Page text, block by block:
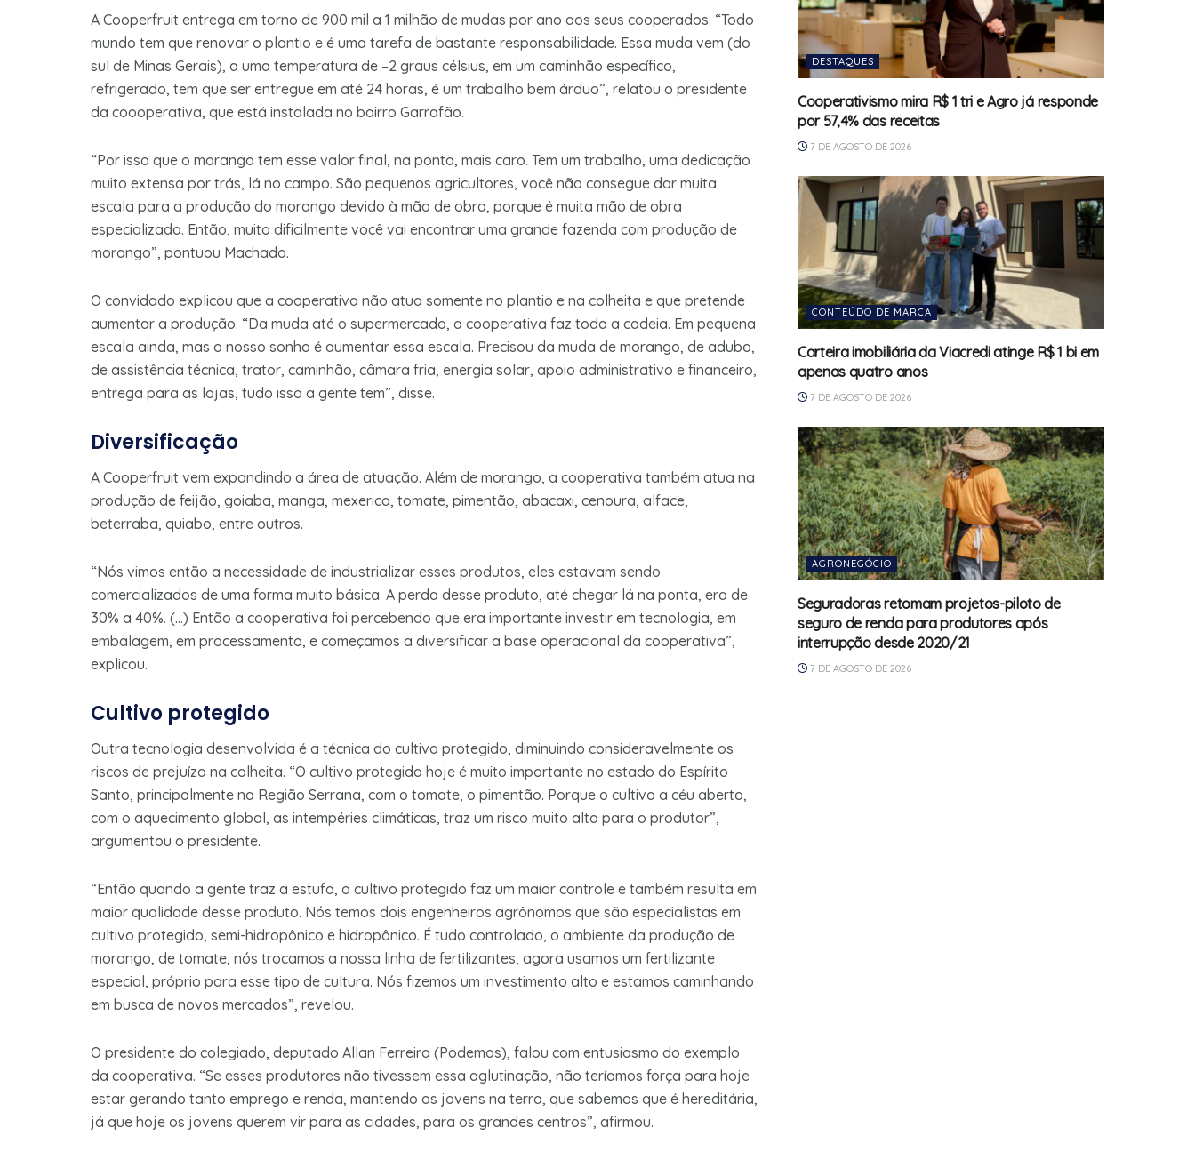
A Cooperfruit entrega em torno de 900 mil a 1 milhão de mudas por ano aos seus cooperados. “Todo
mundo tem que renovar o plantio e é uma tarefa de bastante responsabilidade. Essa muda vem (do
sul de Minas Gerais), a uma temperatura de –2 graus célsius, em um caminhão específico,
refrigerado, tem que ser entregue em até 24 horas, é um trabalho bem árduo”, relatou o presidente
da coooperativa, que está instalada no bairro Garrafão.
“Por isso que o morango tem esse valor final, na ponta, mais caro. Tem um trabalho, uma dedicação
muito extensa por trás, lá no campo. São pequenos agricultores, você não consegue dar muita
escala para a produção do morango devido à mão de obra, porque é muita mão de obra
especializada. Então, muito dificilmente você vai encontrar uma grande fazenda com produção de
morango”, pontuou Machado.
O convidado explicou que a cooperativa não atua somente no plantio e na colheita e que pretende
aumentar a produção. “Da muda até o supermercado, a cooperativa faz toda a cadeia. Em pequena
escala ainda, mas o nosso sonho é aumentar essa escala. Precisou da muda de morango, de adubo,
de assistência técnica, trator, caminhão, câmara fria, energia solar, apoio administrativo e financeiro,
entrega para as lojas, tudo isso a gente tem”, disse.
Diversificação
A Cooperfruit vem expandindo a área de atuação. Além de morango, a cooperativa também atua na
produção de feijão, goiaba, manga, mexerica, tomate, pimentão, abacaxi, cenoura, alface,
beterraba, quiabo, entre outros.
“Nós vimos então a necessidade de industrializar esses produtos, eles estavam sendo
comercializados de uma forma muito básica. A perda desse produto, até chegar lá na ponta, era de
30% a 40%. (…) Então a cooperativa foi percebendo que era importante investir em tecnologia, em
embalagem, em processamento, e começamos a diversificar a base operacional da cooperativa”,
explicou.
Cultivo protegido
Outra tecnologia desenvolvida é a técnica do cultivo protegido, diminuindo consideravelmente os
riscos de prejuízo na colheita. “O cultivo protegido hoje é muito importante no estado do Espírito
Santo, principalmente na Região Serrana, com o tomate, o pimentão. Porque o cultivo a céu aberto,
com o aquecimento global, as intempéries climáticas, traz um risco muito alto para o produtor”,
argumentou o presidente.
“Então quando a gente traz a estufa, o cultivo protegido faz um maior controle e também resulta em
maior qualidade desse produto. Nós temos dois engenheiros agrônomos que são especialistas em
cultivo protegido, semi-hidropônico e hidropônico. É tudo controlado, o ambiente da produção de
morango, de tomate, nós trocamos a nossa linha de fertilizantes, agora usamos um fertilizante
especial, próprio para esse tipo de cultura. Nós fizemos um investimento alto e estamos caminhando
em busca de novos mercados”, revelou.
O presidente do colegiado, deputado Allan Ferreira (Podemos), falou com entusiasmo do exemplo
da cooperativa. “Se esses produtores não tivessem essa aglutinação, não teríamos força para hoje
estar gerando tanto emprego e renda, mantendo os jovens na terra, que sabemos que é hereditária,
já que hoje os jovens querem vir para as cidades, para os grandes centros”, afirmou.
DESTAQUES
Cooperativismo mira R$ 1 tri e Agro já responde
por 57,4% das receitas
7 DE AGOSTO DE 2026
CONTEÚDO DE MARCA
Carteira imobiliária da Viacredi atinge R$ 1 bi em
apenas quatro anos
7 DE AGOSTO DE 2026
AGRONEGÓCIO
Seguradoras retomam projetos-piloto de
seguro de renda para produtores após
interrupção desde 2020/21
7 DE AGOSTO DE 2026